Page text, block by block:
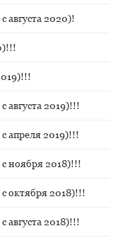
августа 2020)!
августа 2019)!!!
апреля 2019)!!!
ноября 2018)!!!
октября 2018)!!!
августа 2018)!!!